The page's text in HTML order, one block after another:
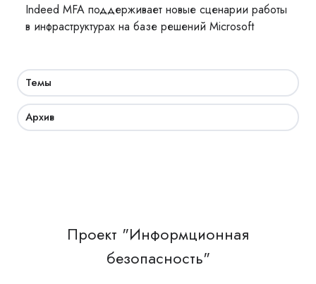
Indeed MFA поддерживает новые сценарии работы
в инфраструктурах на базе решений Microsoft
Темы
Архив
Проект "Информционная
безопасность"